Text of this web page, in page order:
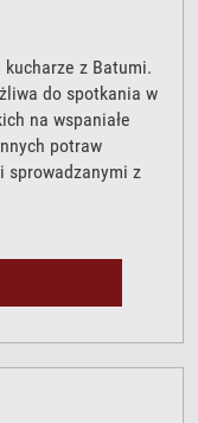
z Batumi.
do spotkania w
na wspaniałe
potraw
sprowadzanymi z